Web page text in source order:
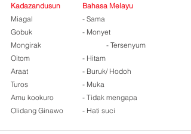
Kadazandusun	Bahasa Melayu
Miagal			- Sama
Gobuk			- Monyet
Mongirak			- Tersenyum
Oitom			- Hitam
Araat			- Buruk/ Hodoh
Turos			- Muka
Amu kookuro		- Tidak mengapa
Olidang Ginawo	- Hati suci